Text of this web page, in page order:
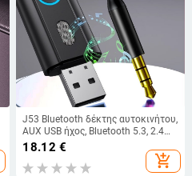
J53 Bluetooth δέκτης αυτοκινήτου,
AUX USB ήχος, Bluetooth 5.3, 2.4
GHz, 5V, 150 mA
18.12 €
add_shopping_cart